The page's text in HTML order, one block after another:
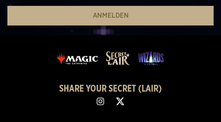
ANMELDEN
SHARE YOUR SECRET (LAIR)